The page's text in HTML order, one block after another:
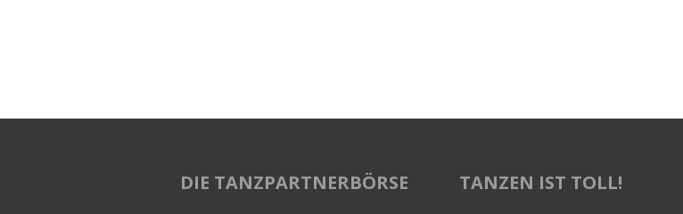
DIE TANZPARTNERBÖRSE TANZEN IST TOLL!